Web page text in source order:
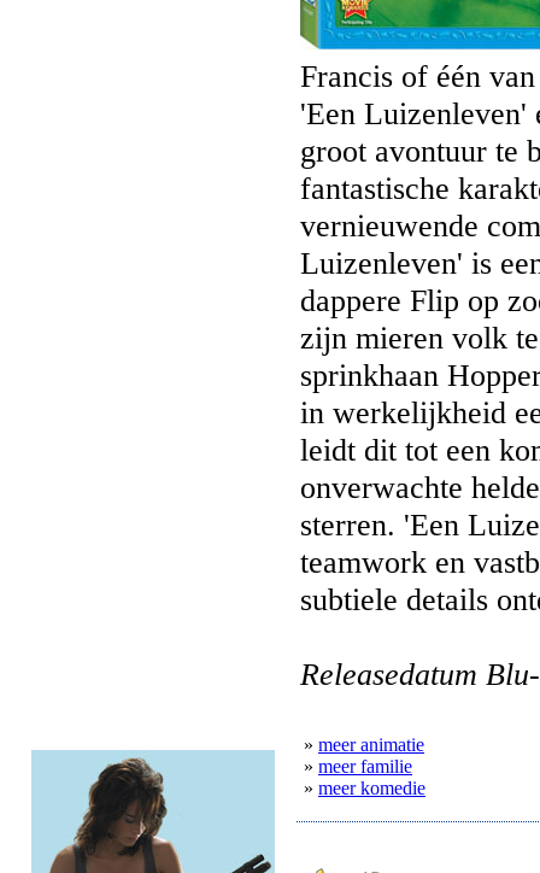
Francis of één
'Een Luizenleven'
groot avontuur te
fantastische
vernieuwende
Luizenleven' is
dappere Flip op
zijn mieren volk
sprinkhaan
in werkelijkheid
leidt dit tot een
onverwachte
sterren. 'Een
teamwork en
subtiele details
Releasedatum
» meer animatie
» meer familie
» meer komedie